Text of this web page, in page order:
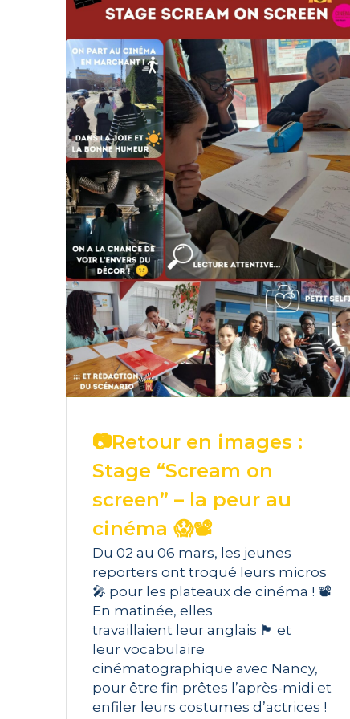
📷Retour en images :
Stage “Scream on
screen” – la peur au
cinéma 😱📽️
Du 02 au 06 mars, les jeunes
reporters ont troqué leurs micros
🎤 pour les plateaux de cinéma ! 📽️
En matinée, elles
travaillaient leur anglais 🏴󠁧󠁢󠁥󠁮󠁧󠁿 et
leur vocabulaire
cinématographique avec Nancy,
pour être fin prêtes l’après-midi et
enfiler leurs costumes d’actrices !